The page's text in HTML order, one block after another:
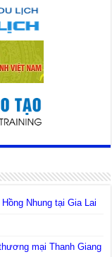
Nhung tại Gia Lai
mại Thanh Giang